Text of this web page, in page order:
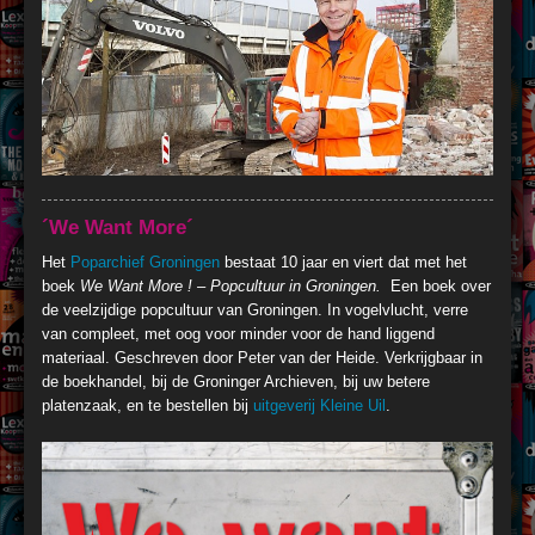
´We Want More´
Het Poparchief Groningen bestaat 10 jaar en viert dat met het
boek We Want More ! – Popcultuur in Groningen.
Een boek over
de veelzijdige popcultuur van Groningen. In vogelvlucht, verre
van compleet, met oog voor minder voor de hand liggend
materiaal. Geschreven door Peter van der Heide. Verkrijgbaar in
de boekhandel, bij de Groninger Archieven, bij uw betere
platenzaak, en te bestellen bij uitgeverij Kleine Uil .